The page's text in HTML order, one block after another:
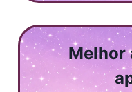
Melhor